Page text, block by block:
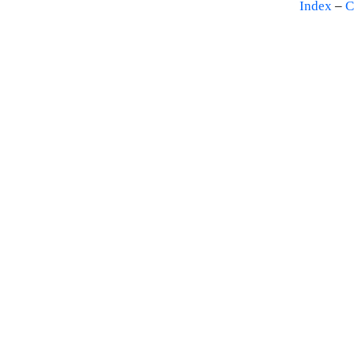
Index –